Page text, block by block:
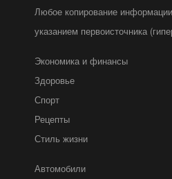
Любое копирование
указанием первоисточника
Экономика и финансы
Здоровье
Спорт
Рецепты
Стиль жизни
Автомобили